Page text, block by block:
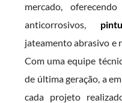
mercado,
anticorrosivos,
jateamento abrasivo e
Com uma equipe
de última geração, a
cada projeto